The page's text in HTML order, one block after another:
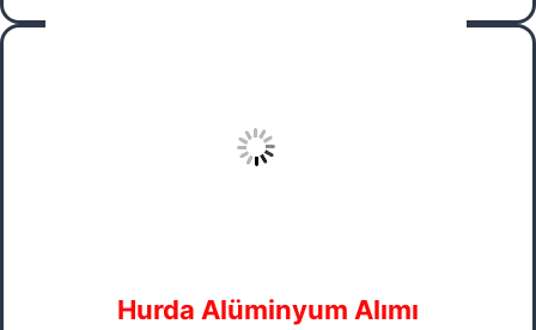
Hurda Alüminyum Alımı